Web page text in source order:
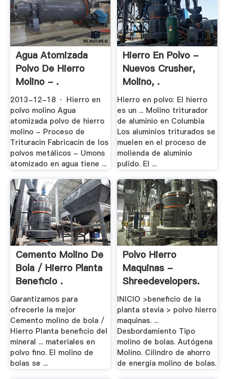
Agua Atomizada
Polvo De Hierro
Molino - .
2013-12-18 · Hierro en
polvo molino Agua
atomizada polvo de hierro
molino - Proceso de
Trituracin Fabricacin de los
polvos metálicos - Umons
atomizado en agua tiene ...
Hierro En Polvo -
Nuevos Crusher,
Molino, .
Hierro en polvo: El hierro
es un ... Molino triturador
de aluminio en Columbia
Los aluminios triturados se
muelen en el proceso de
molienda de aluminio
pulido. El ...
Cemento Molino De
Bola / Hierro Planta
Beneficio .
Garantizamos para
ofrecerle la mejor
Cemento molino de bola /
Hierro Planta beneficio del
mineral ... materiales en
polvo fino. El molino de
bolas se ...
Polvo Hierro
Maquinas -
Shreedevelopers.
INICIO >beneficio de la
planta stevia > polvo hierro
maquinas. ...
Desbordamiento Tipo
molino de bolas. Autógena
Molino. Cilindro de ahorro
de energía molino de bolas.